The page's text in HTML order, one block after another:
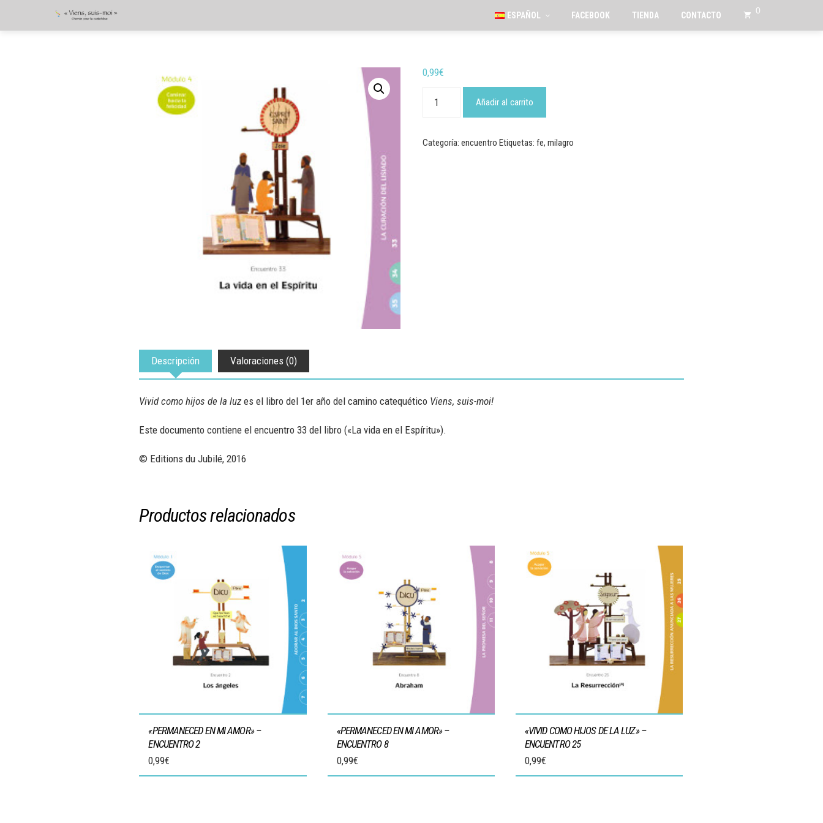
ESPAÑOL FACEBOOK TIENDA CONTACTO 0
0,99€
como
luz"
Añadir al carrito
Categoría: encuentro Etiquetas: fe, milagro
Descripción Valoraciones (0)
Vivid como hijos de la luz es el libro del 1er año del camino catequético Viens, suis-moi!
Este documento contiene el encuentro 33 del libro («La vida en el Espíritu»).
© Editions du Jubilé, 2016
Productos relacionados
«PERMANECED EN MI AMOR» –
ENCUENTRO 2
0,99€
«PERMANECED EN MI AMOR» –
ENCUENTRO 8
0,99€
«VIVID COMO HIJOS DE LA LUZ» –
ENCUENTRO 25
0,99€